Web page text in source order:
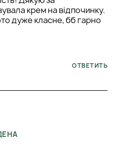
крем на відпочинку.
дуже класне, бб гарно
ОТВЕТИТЬ